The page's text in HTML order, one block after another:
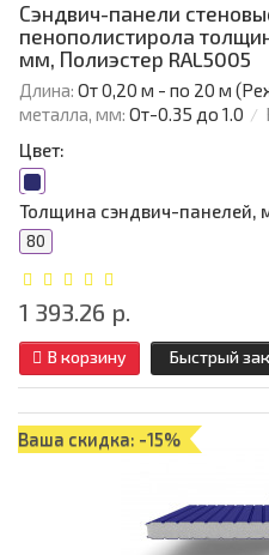
Сэндвич-панели
пенополистирола
мм, Полиэстер RAL5005
Длина: От 0,20 м - по 20 м
металла, мм: От-0.35 до 1.0
Цвет:
Толщина сэндвич-панелей,
80
1 393.26 р.
В корзину Быстрый
Ваша скидка: -15%